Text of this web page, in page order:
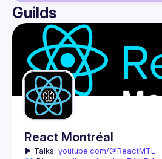
User
Events
Guilds
Guilds
React Montréal
▶️ Talks: youtube.com/@ReactMTL